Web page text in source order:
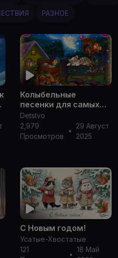
РАЗНОЕ
Колыбельные
песенки для самых
маленьких
Detstvo
2,979
Просмотров
•
29 Август
2025
С Новым годом!
Усатые-Хвостатые
121
•
18 Май